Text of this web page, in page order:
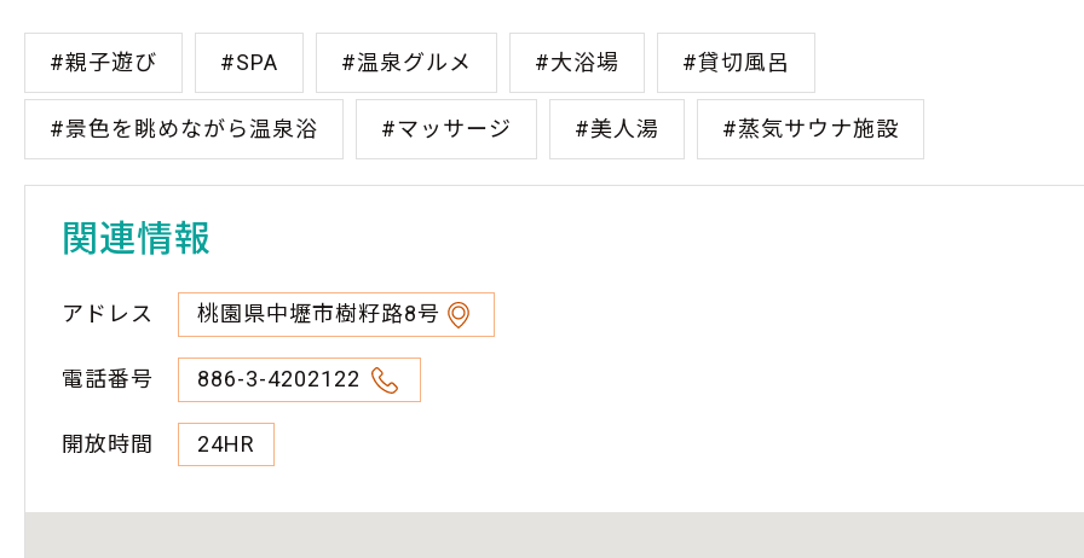
#親子遊び #SPA #温泉グルメ #大浴場 #貸切風呂
#景色を眺めながら温泉浴 #マッサージ #美人湯 #蒸気サウナ施設
関連情報
アドレス 桃園県中壢市樹籽路8号
電話番号 886-3-4202122
開放時間 24HR